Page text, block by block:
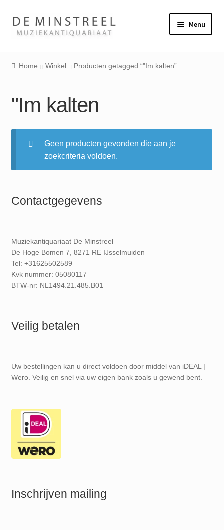
Ga
door
Ga
naar
Menu
Veel gestelde vragen
Winkel
Mijn account
Home Winkel Producten getagged “"Im kalten”
"Im kalten
Geen producten gevonden die aan je
zoekcriteria voldoen.
Contactgegevens
Muziekantiquariaat De Minstreel
De Hoge Bomen 7, 8271 RE IJsselmuiden
Tel: +31625502589
Kvk nummer: 05080117
BTW-nr: NL1494.21.485.B01
Veilig betalen
Uw bestellingen kan u direct voldoen door middel van iDEAL |
Wero. Veilig en snel via uw eigen bank zoals u gewend bent.
Inschrijven mailing